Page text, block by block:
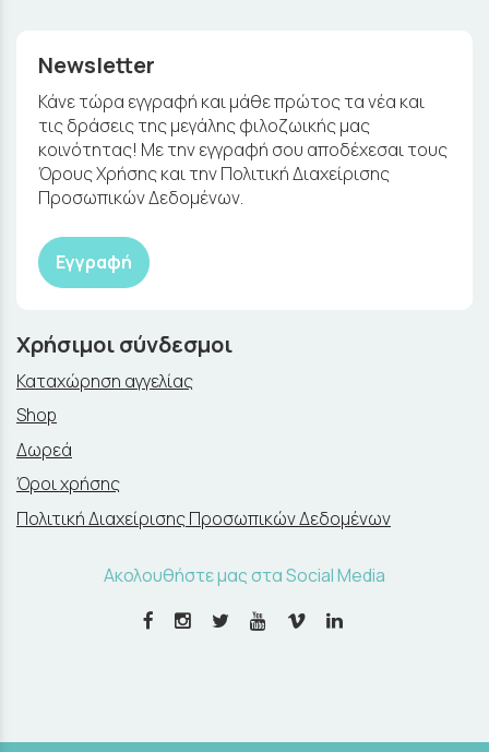
Newsletter
Κάνε τώρα εγγραφή και μάθε πρώτος τα νέα και
τις δράσεις της μεγάλης φιλοζωικής μας
κοινότητας! Με την εγγραφή σου αποδέχεσαι τους
Όρους Χρήσης και την Πολιτική Διαχείρισης
Προσωπικών Δεδομένων.
Εγγραφή
Χρήσιμοι σύνδεσμοι
Καταχώρηση αγγελίας
Shop
Δωρεά
Όροι χρήσης
Πολιτική Διαχείρισης Προσωπικών Δεδομένων
Ακολουθήστε μας στα Social Media